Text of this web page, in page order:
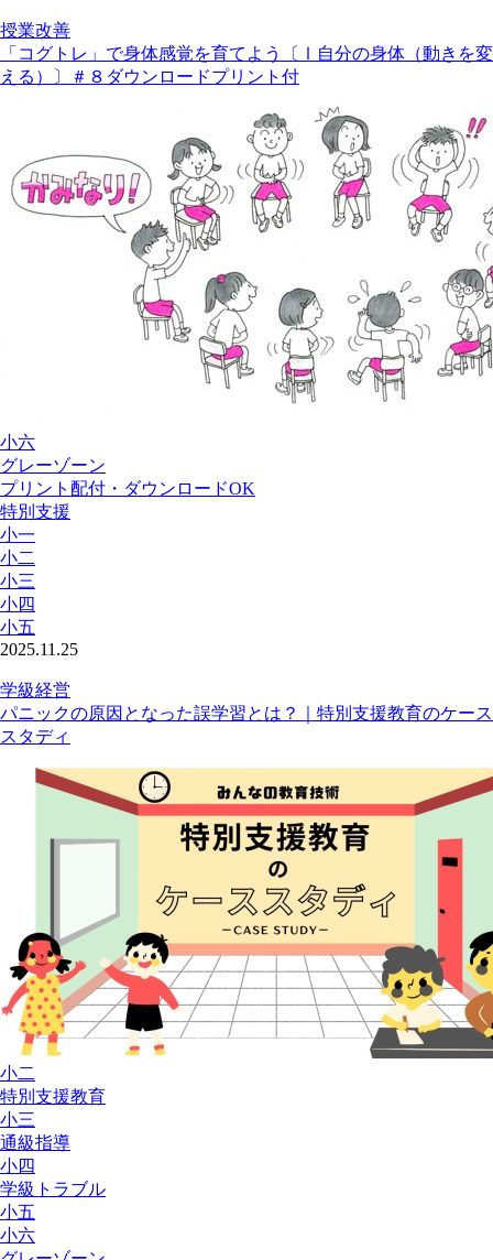
授業改善
「コグトレ」で身体感覚を育てよう〔Ⅰ自分の身体（動きを変
える）〕＃８ダウンロードプリント付
小六
グレーゾーン
プリント配付・ダウンロードOK
特別支援
小一
小二
小三
小四
小五
2025.11.25
学級経営
パニックの原因となった誤学習とは？｜特別支援教育のケース
スタディ
小二
特別支援教育
小三
通級指導
小四
学級トラブル
小五
小六